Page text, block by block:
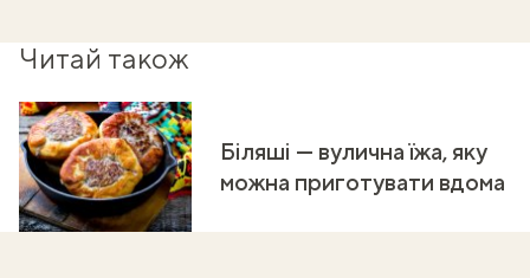
Читай також
Біляші — вулична їжа, яку
можна приготувати вдома